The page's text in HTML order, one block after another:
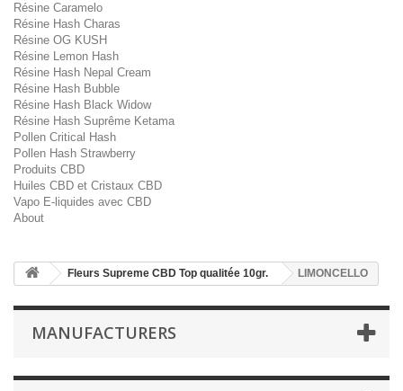
Résine Caramelo
Résine Hash Charas
Résine OG KUSH
Résine Lemon Hash
Résine Hash Nepal Cream
Résine Hash Bubble
Résine Hash Black Widow
Résine Hash Suprême Ketama
Pollen Critical Hash
Pollen Hash Strawberry
Produits CBD
Huiles CBD et Cristaux CBD
Vapo E-liquides avec CBD
About
Fleurs Supreme CBD Top qualitée 10gr. LIMONCELLO
MANUFACTURERS